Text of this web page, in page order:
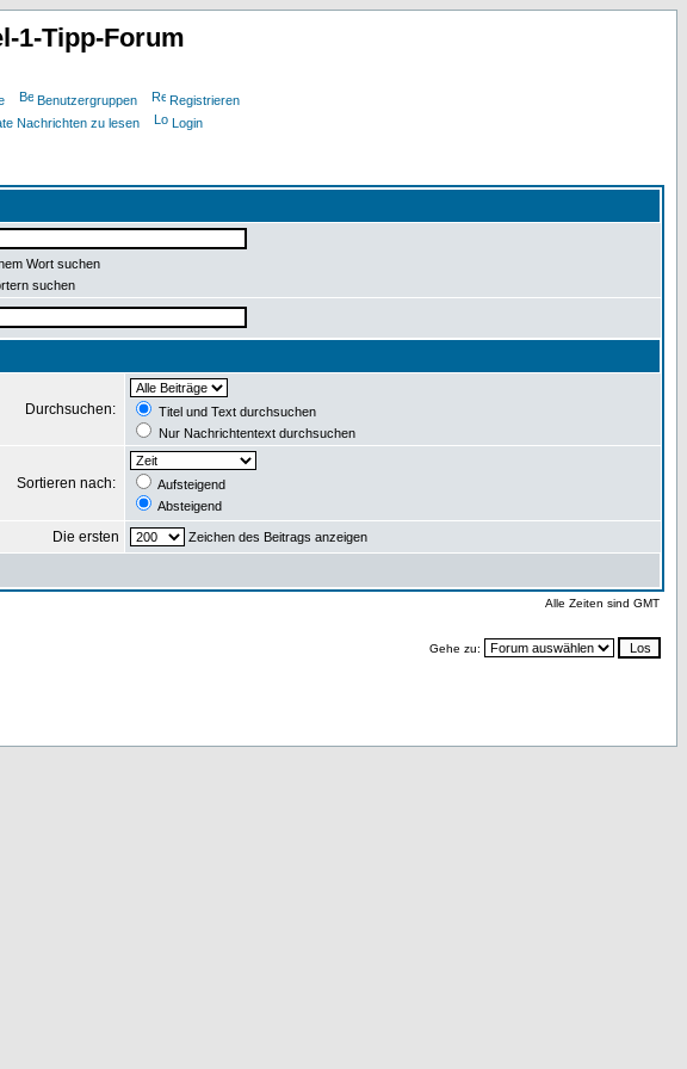
1-Tipp-Forum
Benutzergruppen
Registrieren
Nachrichten zu lesen Login
Wort suchen
suchen
Durchsuchen:
Titel und Text durchsuchen
Nur Nachrichtentext durchsuchen
Sortieren nach:
Aufsteigend
Absteigend
Die ersten Zeichen des Beitrags anzeigen
Alle Zeiten sind GMT
Gehe zu: